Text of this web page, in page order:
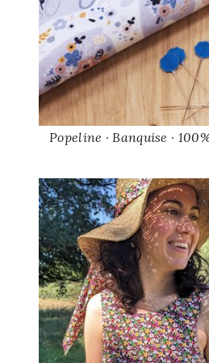
Popeline · Banquise ·